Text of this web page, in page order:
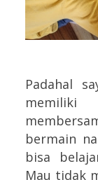
Padahal
bermain
bisa
Mau tidak